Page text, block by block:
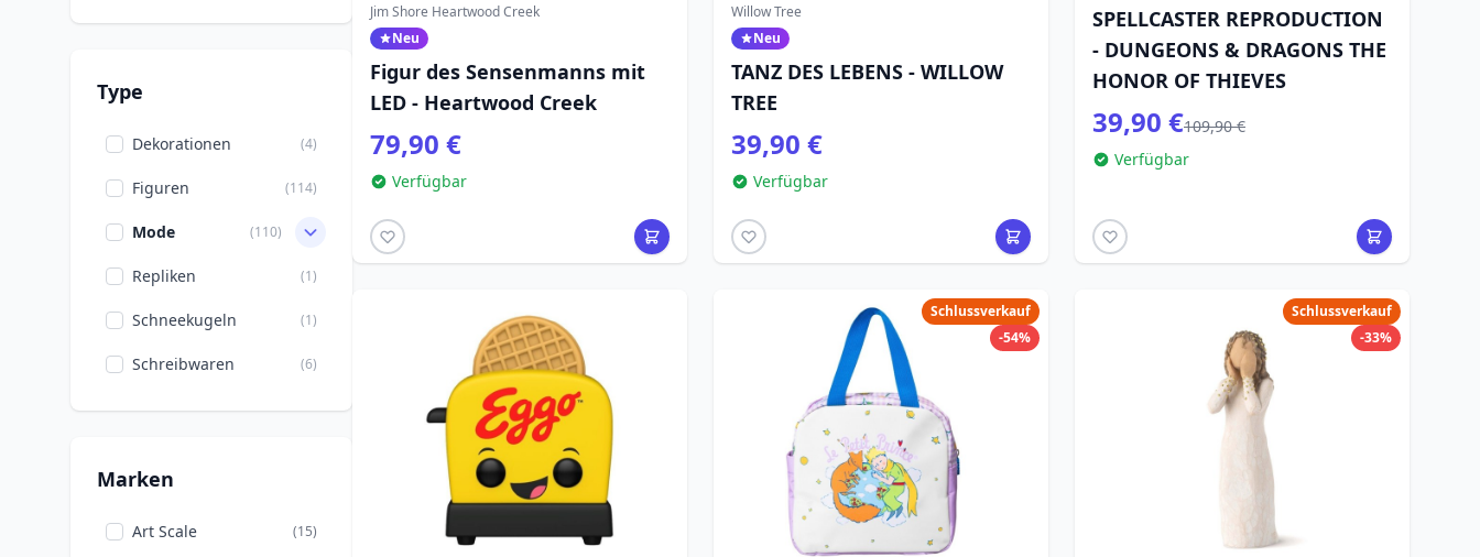
Film & Serien (16)
Halloween (4)
Ich - Einfach
Transformers
Videospiele (1)
Type
Dekorationen (4)
Figuren (114)
Mode (110)
Repliken (1)
Schneekugeln (1)
Schreibwaren (6)
Marken
Art Scale (15)
Jim Shore Heartwood Creek
Neu
Figur des Sensenmanns mit
LED - Heartwood Creek
79,90 €
Verfügbar
Willow Tree
Neu
TANZ DES LEBENS - WILLOW
TREE
39,90 €
Verfügbar
SPELLCASTER REPRODUCTION
- DUNGEONS & DRAGONS THE
HONOR OF THIEVES
39,90 €109,90 €
Verfügbar
Schlussverkauf
-54%
Schlussverkauf
-33%